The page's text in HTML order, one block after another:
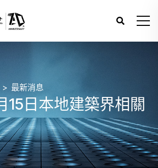
最新消息
15日本地建築界相關